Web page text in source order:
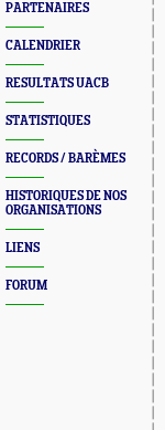
PARTENAIRES
CALENDRIER
RESULTATS UACB
STATISTIQUES
RECORDS / BARÈMES
HISTORIQUES DE NOS
ORGANISATIONS
LIENS
FORUM